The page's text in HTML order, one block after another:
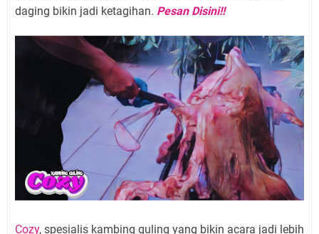
daging bikin jadi ketagihan. Pesan Disini!!
Cozy, spesialis kambing guling yang bikin acara jadi lebih